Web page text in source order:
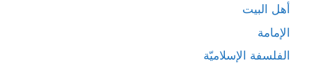
أهل البيت
الإمامة
الفلسفة الإسلاميّة